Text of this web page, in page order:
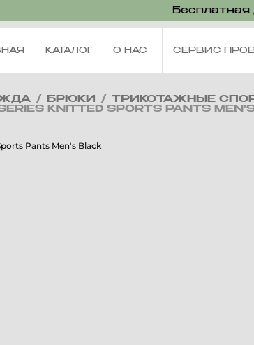
Бесплатная
КАТАЛОГ О НАС СЕРВИС
/ БРЮКИ / ТРИКОТАЖНЫЕ
KNITTED SPORTS PANTS